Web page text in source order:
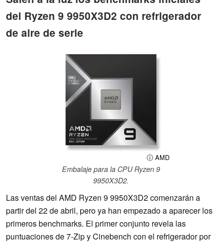
del Ryzen 9 9950X3D2 con refrigerador
de aire de serie
ⓘ AMD
Embalaje para la CPU Ryzen 9
9950X3D2.
Las ventas del AMD Ryzen 9 9950X3D2 comenzarán a
partir del 22 de abril, pero ya han empezado a aparecer los
primeros benchmarks. El primer conjunto revela las
puntuaciones de 7-Zip y Cinebench con el refrigerador por